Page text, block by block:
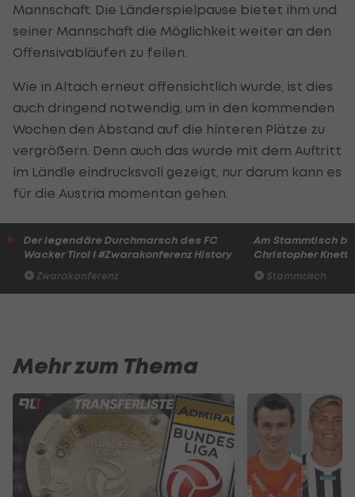
Mannschaft. Die Länderspielpause bietet ihm und
seiner Mannschaft die Möglichkeit weiter an den
Offensivabläufen zu feilen.
Wie in Altach erneut offensichtlich wurde, ist dies
auch dringend notwendig, um in den kommenden
Wochen den Abstand auf die hinteren Plätze zu
vergrößern. Denn auch das wurde mit dem Auftritt
im Ländle eindrucksvoll gezeigt, nur darum kann es
für die Austria momentan gehen.
Der legendäre Durchmarsch des FC
Wacker Tirol I #Zwarakonferenz History
Zwarakonferenz
Am Stammtisch
Christopher Knett
Stammtisch
Mehr zum Thema